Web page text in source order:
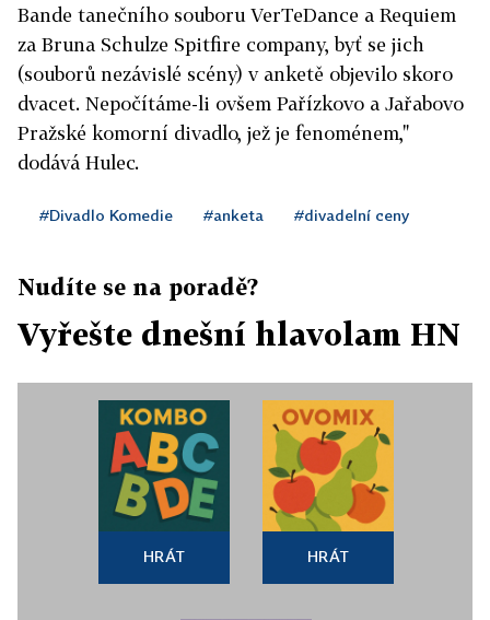
Bande tanečního souboru VerTeDance a Requiem
za Bruna Schulze Spitfire company, byť se jich
(souborů nezávislé scény) v anketě objevilo skoro
dvacet. Nepočítáme-li ovšem Pařízkovo a Jařabovo
Pražské komorní divadlo, jež je fenoménem,"
dodává Hulec.
#Divadlo Komedie #anketa #divadelní ceny
Nudíte se na poradě?
Vyřešte dnešní hlavolam HN
HRÁT HRÁT